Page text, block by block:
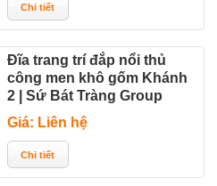
Đĩa trang trí đắp nổi thủ
công men khô gốm Khánh
2 | Sứ Bát Tràng Group
Giá: Liên hệ